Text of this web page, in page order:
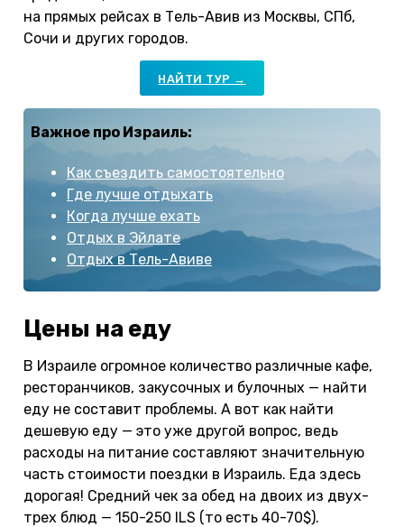
на прямых рейсах в Тель-Авив из Москвы, СПб,
Сочи и других городов.
НАЙТИ ТУР →
Важное про Израиль:
Как съездить самостоятельно
Где лучше отдыхать
Когда лучше ехать
Отдых в Эйлате
Отдых в Тель-Авиве
Цены на еду
В Израиле огромное количество различные кафе,
ресторанчиков, закусочных и булочных — найти
еду не составит проблемы. А вот как найти
дешевую еду — это уже другой вопрос, ведь
расходы на питание составляют значительную
часть стоимости поездки в Израиль. Еда здесь
дорогая! Средний чек за обед на двоих из двух-
трех блюд — 150-250 ILS (то есть 40-70$).